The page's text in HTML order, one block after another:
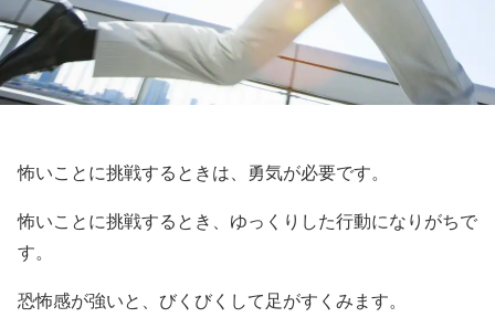
怖いことに挑戦するときは、勇気が必要です。
怖いことに挑戦するとき、ゆっくりした行動になりがちで
す。
恐怖感が強いと、びくびくして足がすくみます。